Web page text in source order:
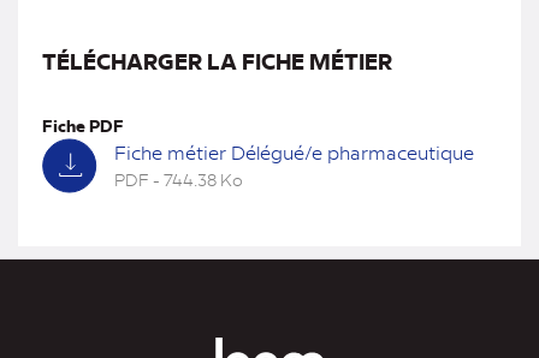
TÉLÉCHARGER LA FICHE MÉTIER
Fiche PDF
Fiche métier Délégué/e pharmaceutique
PDF - 744.38 Ko